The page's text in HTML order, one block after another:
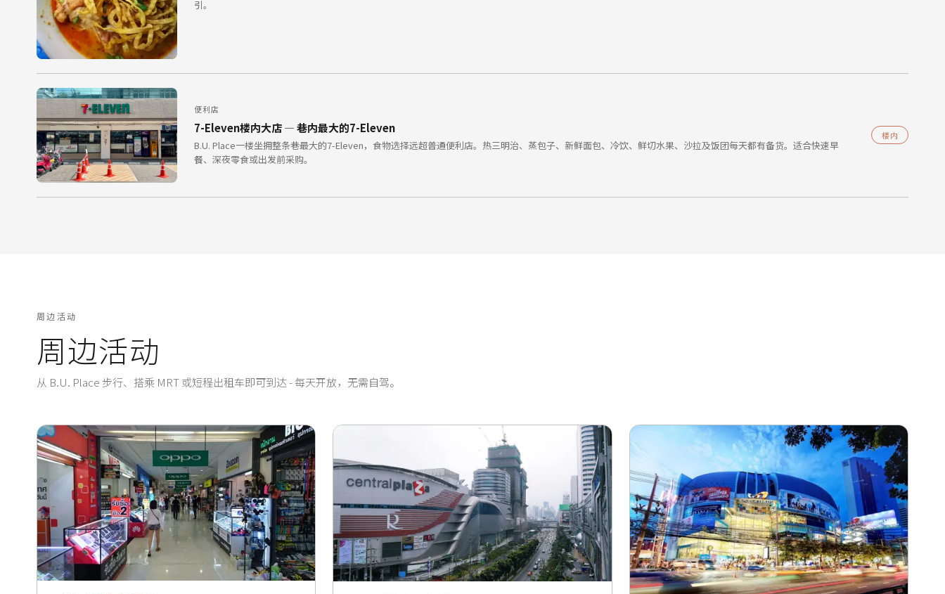
引。
便利店
7-Eleven楼内大店 — 巷内最大的7-Eleven
B.U. Place一楼坐拥整条巷最大的7-Eleven，食物选择远超普通便利店。热三明治、蒸包子、新鲜面包、冷饮、鲜切水果、沙拉及饭团每天都有备货。适合快速早
餐、深夜零食或出发前采购。
楼内
周边活动
周边活动
从 B.U. Place 步行、搭乘 MRT 或短程出租车即可到达 - 每天开放，无需自驾。